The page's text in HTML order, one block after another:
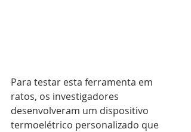
Para testar esta ferramenta em
ratos, os investigadores
desenvolveram um dispositivo
termoelétrico personalizado que